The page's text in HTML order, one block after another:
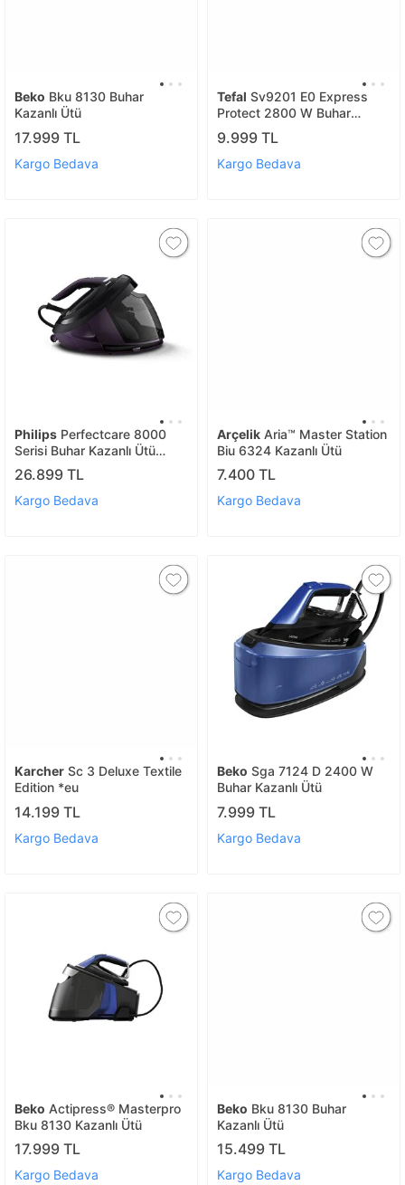
Beko Bku 8130 Buhar
Kazanlı Ütü
17.999 TL
Kargo Bedava
Tefal Sv9201 E0 Express
Protect 2800 W Buhar
Kazanlı Ütü
9.999 TL
Kargo Bedava
Philips Perfectcare 8000
Serisi Buhar Kazanlı Ütü
Psg8160/30
26.899 TL
Kargo Bedava
Arçelik Aria™ Master Station
Biu 6324 Kazanlı Ütü
7.400 TL
Kargo Bedava
Karcher Sc 3 Deluxe Textile
Edition *eu
14.199 TL
Kargo Bedava
Beko Sga 7124 D 2400 W
Buhar Kazanlı Ütü
7.999 TL
Kargo Bedava
Beko Actipress® Masterpro
Bku 8130 Kazanlı Ütü
17.999 TL
Kargo Bedava
Beko Bku 8130 Buhar
Kazanlı Ütü
15.499 TL
Kargo Bedava